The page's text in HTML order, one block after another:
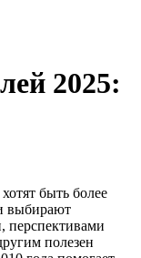
2025:
быть более
выбирают
перспективами
полезен